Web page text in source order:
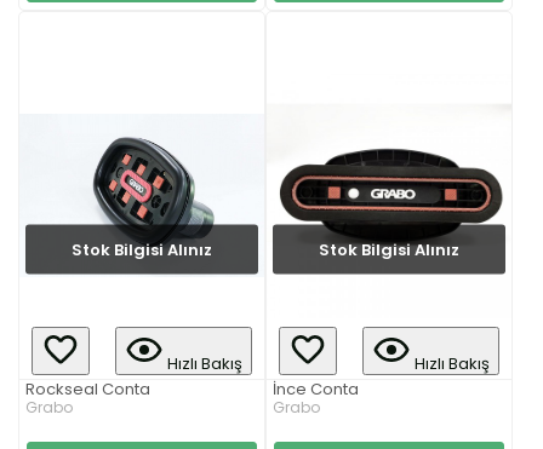
Stok Bilgisi Alınız
Hızlı Bakış
Rockseal Conta
Grabo
Stok Bilgisi Alınız
Hızlı Bakış
İnce Conta
Grabo